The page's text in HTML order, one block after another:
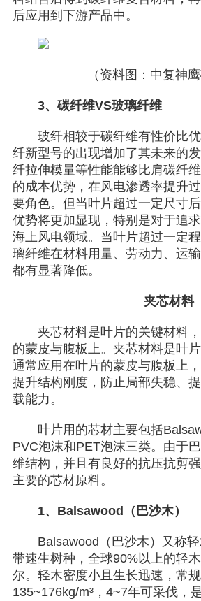
后应用到下游产品中。
（资料图：中复神鹰
3、碳纤维VS玻璃纤维
玻纤相较于碳纤维有性价比
纤新型号的出现增加了其未来的
纤拉伸模量等性能能够比肩碳纤
的成本优势，在风电渗透率提升
要角色。但当叶片超过一定尺寸
优势将更加显现，特别是对于追
海上风电领域。当叶片超过一定
璃纤维在材料用量、劳动力、运
都有显著降低。
夹芯材料
夹芯材料是叶片的关键材料
的蒙皮与腹板上。夹芯材料是叶
通常应用在叶片的蒙皮与腹板上
提升结构刚度，防止局部失稳、
载能力。
叶片用的芯材主要包括
PVC泡沫和PET泡沫三类。由于
维结构，并且有良好的抗压抗剪
主要的芯材原料。
1、 Balsawood（巴沙木）
Balsawood（巴沙木）又称
带速生树种，全球90%以上的轻
尔。轻木密度小且生长迅速，常
135~176kg/m³，4~7年可采伐，